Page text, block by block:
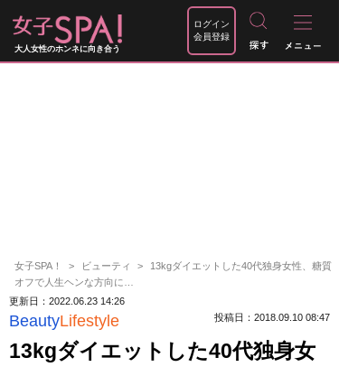
大人女性のホンネに向き合う
ログイン
会員登録
女子SPA！ ビューティ
13kgダイエットした40代独身女性、糖質
オフで人生ヘンな方向に…
更新日：2022.06.23 14:26
BeautyLifestyle 投稿日：2018.09.10 08:47
13kgダイエットした40代独身女